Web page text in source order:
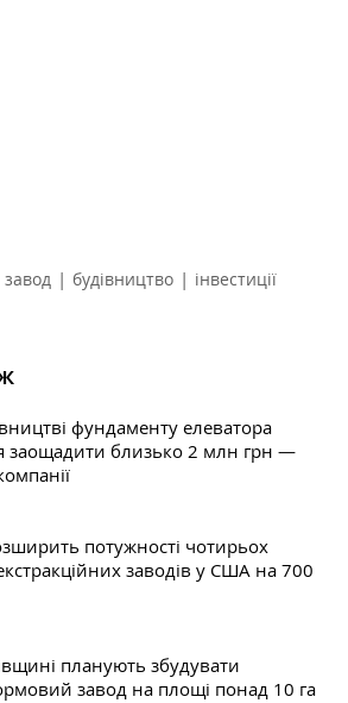
завод | будівництво | інвестиції
фундаменту елеватора
заощадити близько 2 млн грн —
потужності чотирьох
заводів у США на 700
планують збудувати
завод на площі понад 10 га